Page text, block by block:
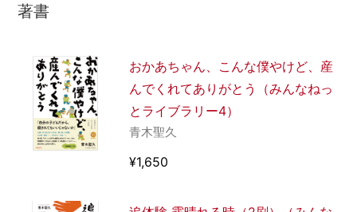
著書
おかあちゃん、こんな僕やけど、産
んでくれてありがとう（みんなねっ
とライブラリー4）
青木聖久
¥1,650